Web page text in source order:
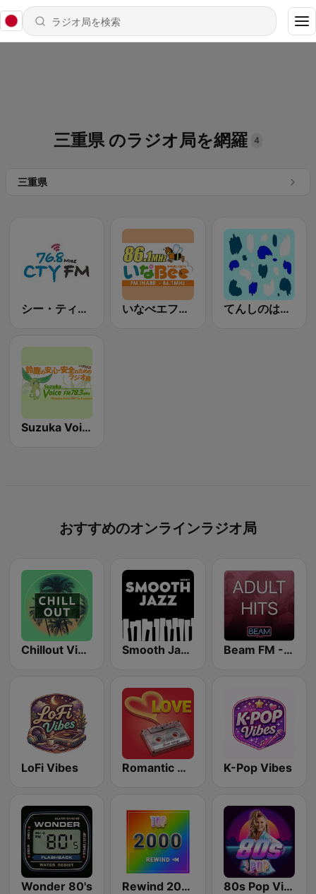
三重県 のラジオ局を網羅 4
三重県
シー・ティー・ワイ エフエム (CTY FM) いなべエフエム FM 86.1 てんしのはしご発信局
Suzuka Voice FM（スズカ・ヴォイス・エフエム）
おすすめのオンラインラジオ局
Chillout Vibes Smooth Jazz - Groov Beam FM - Adult Hits
LoFi Vibes Romantic Vibes K-Pop Vibes
Wonder 80's Rewind 2000's 80s Pop Vibes